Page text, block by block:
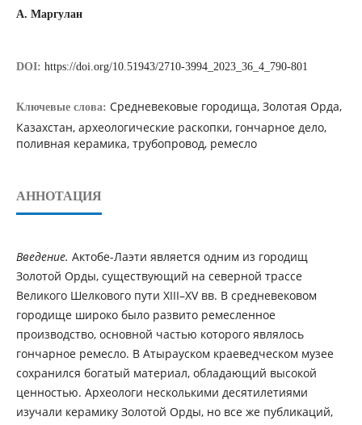
А. Маргулан
DOI: https://doi.org/10.51943/2710-3994_2023_36_4_790-801
Ключевые слова: Средневековые городища, Золотая Орда,
Казахстан, археологические раскопки, гончарное дело,
поливная керамика, трубопровод, ремесло
АННОТАЦИЯ
Введение. Актобе-Лаэти является одним из городищ
Золотой Орды, существующий на северной трассе
Великого Шелкового пути XIII–XV вв. В средневековом
городище широко было развито ремесленное
производство, основной частью которого являлось
гончарное ремесло. В Атырауском краеведческом музее
сохранился богатый материал, обладающий высокой
ценностью. Археологи несколькими десятилетиями
изучали керамику Золотой Орды, но все же публикаций,